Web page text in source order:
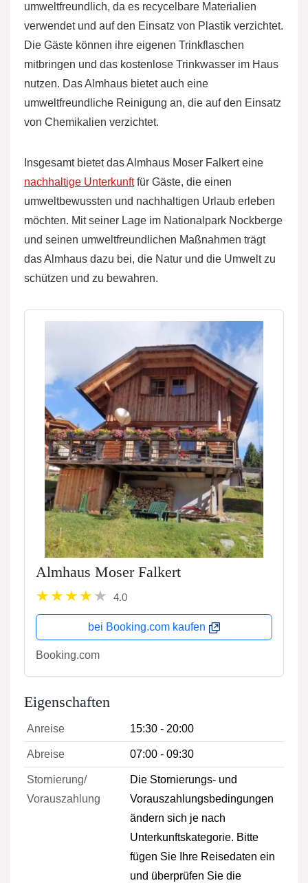
umweltfreundlich, da es recycelbare Materialien
verwendet und auf den Einsatz von Plastik verzichtet.
Die Gäste können ihre eigenen Trinkflaschen
mitbringen und das kostenlose Trinkwasser im Haus
nutzen. Das Almhaus bietet auch eine
umweltfreundliche Reinigung an, die auf den Einsatz
von Chemikalien verzichtet.
Insgesamt bietet das Almhaus Moser Falkert eine
nachhaltige Unterkunftfür Gäste, die einen
umweltbewussten und nachhaltigen Urlaub erleben
möchten. Mit seiner Lage im Nationalpark Nockberge
und seinen umweltfreundlichen Maßnahmen trägt
das Almhaus dazu bei, die Natur und die Umwelt zu
schützen und zu bewahren.
Almhaus Moser Falkert
4.0
bei Booking.com kaufen
Booking.com
Eigenschaften
Anreise 15:30 - 20:00
Abreise 07:00 - 09:30
Stornierung/
Vorauszahlung
Die Stornierungs- und
Vorauszahlungsbedingungen
ändern sich je nach
Unterkunftskategorie. Bitte
fügen Sie Ihre Reisedaten ein
und überprüfen Sie die